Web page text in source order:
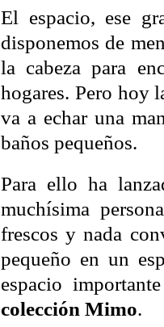
El espacio, ese
disponemos de
la cabeza para
hogares. Pero hoy
va a echar una
baños pequeños.
Para ello ha
muchísima
frescos y nada
pequeño en un
espacio
colección Mimo.